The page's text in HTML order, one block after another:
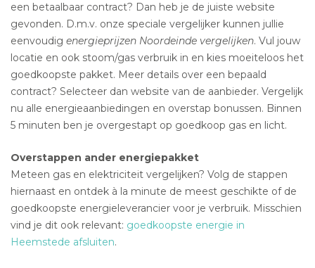
een betaalbaar contract? Dan heb je de juiste website
gevonden. D.m.v. onze speciale vergelijker kunnen jullie
eenvoudig energieprijzen Noordeinde vergelijken. Vul jouw
locatie en ook stoom/gas verbruik in en kies moeiteloos het
goedkoopste pakket. Meer details over een bepaald
contract? Selecteer dan website van de aanbieder. Vergelijk
nu alle energieaanbiedingen en overstap bonussen. Binnen
5 minuten ben je overgestapt op goedkoop gas en licht.
Overstappen ander energiepakket
Meteen gas en elektriciteit vergelijken? Volg de stappen
hiernaast en ontdek à la minute de meest geschikte of de
goedkoopste energieleverancier voor je verbruik. Misschien
vind je dit ook relevant: goedkoopste energie in
Heemstede afsluiten.